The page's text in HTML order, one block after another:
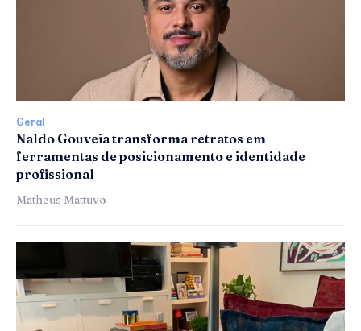
Geral
Naldo Gouveia transforma retratos em
ferramentas de posicionamento e identidade
profissional
Matheus Mattuvo